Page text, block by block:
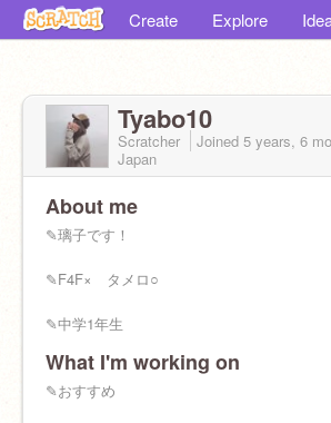
Create Explore
Tyabo10
Scratcher Joined 5 years, 6
Japan
About me
✎璃子です！
✎F4F× タメロ○
✎中学1年生
✎女子
What I'm working on
✎おすすめ